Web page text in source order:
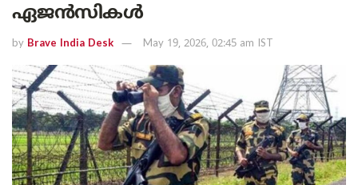
ഏജൻസികൾ
by Brave India Desk May 19, 2026, 02:45 am IST